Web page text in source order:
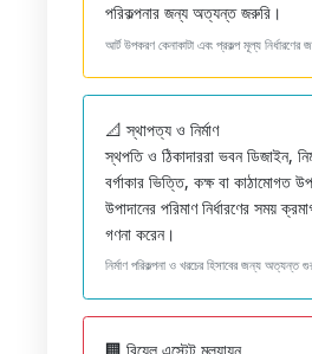
পরিকল্পনার জন্য অত্যন্ত জরুরি।
আর্ট উপকরণ কেনাকাটা এবং প্রকল্প মূল্য নির্ধারণের
📐 স্থাপত্য ও নির্মাণ
স্থপতি ও ঠিকাদাররা ভবন ডিজাইন,
বর্গাকার ভিত্তি, কক্ষ বা কাঠামোগত
উপাদানের পরিমাণ নির্ধারণের সময়
গণনা করেন।
নির্মাণ পরিকল্পনা ও খরচের হিসাবের জন্য অত্যন্ত